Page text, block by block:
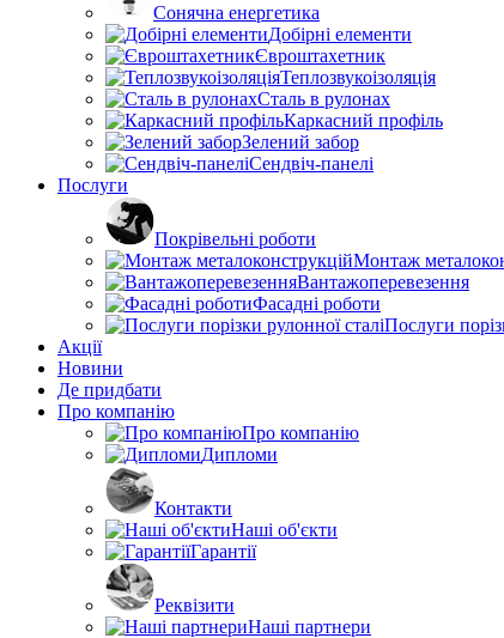
Сонячна енергетика
Добірні елементи
Євроштахетник
Теплозвукоізоляція
Сталь в рулонах
Каркасний профіль
Зелений забор
Сендвіч-панелі
Послуги
Покрівельні роботи
Монтаж
Вантажоперевезення
Фасадні роботи
Послуги
Акції
Новини
Де придбати
Про компанію
Про компанію
Дипломи
Контакти
Наші об'єкти
Гарантії
Реквізити
Наші партнери